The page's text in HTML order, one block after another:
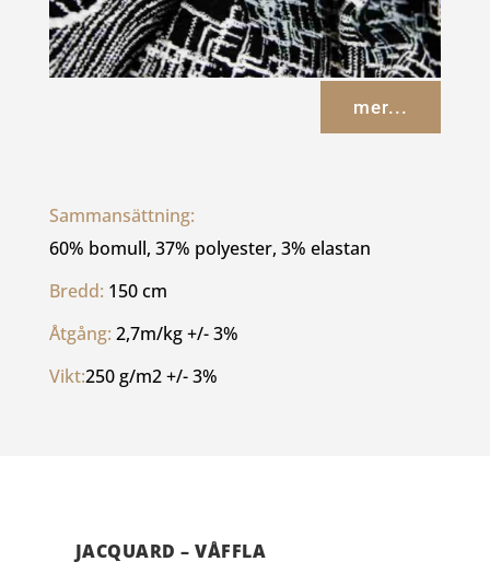
mer...
Sammansättning:
60% bomull, 37% polyester, 3% elastan
Bredd: 150 cm
Åtgång: 2,7m/kg +/- 3%
Vikt:250 g/m2 +/- 3%
JACQUARD – VÅFFLA